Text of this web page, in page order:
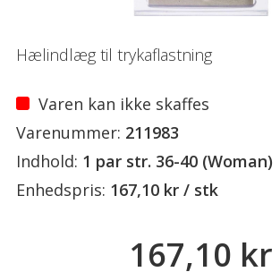
Hælindlæg til trykaflastning
Varen kan ikke skaffes
Varenummer: 211983
Indhold: 1 par str. 36-40 (Woman)
Enhedspris: 167,10 kr / stk
167,10 kr